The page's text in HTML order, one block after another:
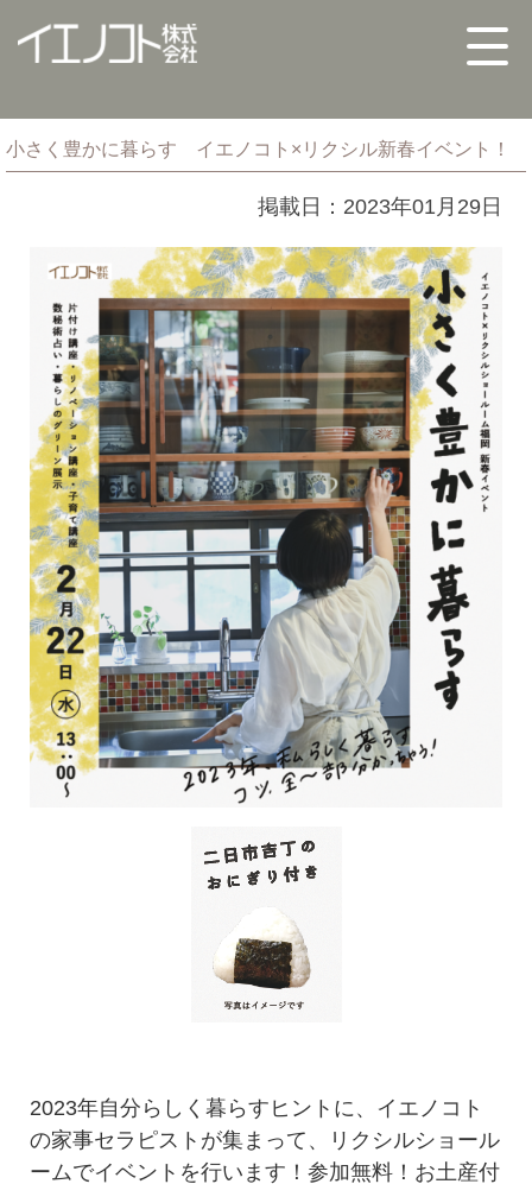
小さく豊かに暮らす イエノコト×リクシル新春イベント！
掲載日：2023年01月29日
2023年自分らしく暮らすヒントに、イエノコト
の家事セラピストが集まって、リクシルショール
ームでイベントを行います！参加無料！お土産付